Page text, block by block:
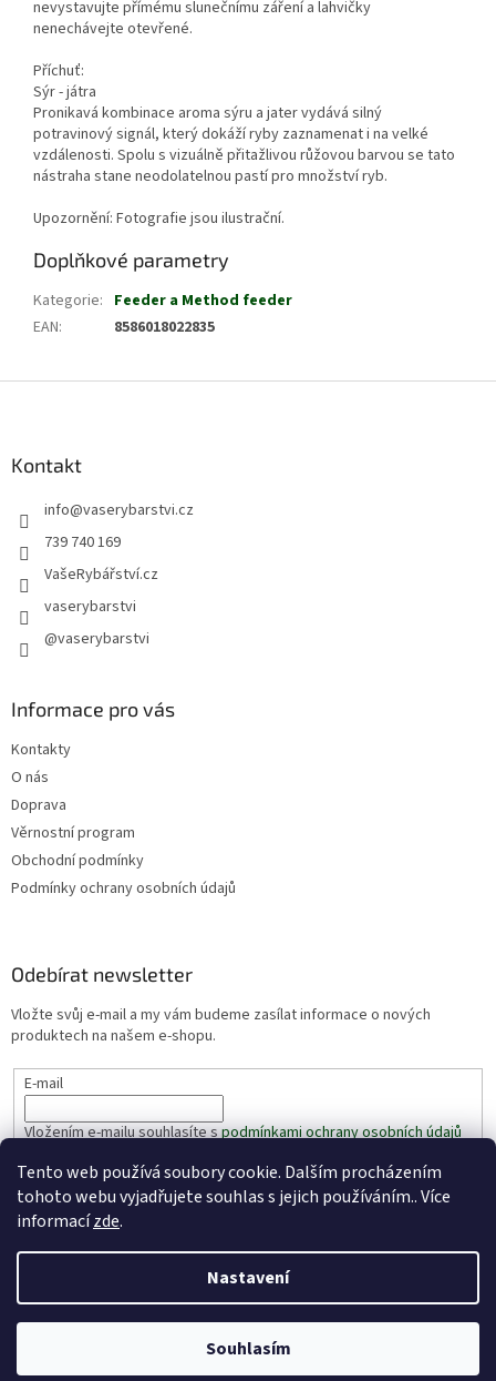
Tento web používá soubory cookie. Dalším procházením
tohoto webu vyjadřujete souhlas s jejich používáním.. Více
informacízde.
Nastavení
Souhlasím
nevystavujte přímému slunečnímu záření a lahvičky
nenechávejte otevřené.
Příchuť:
Sýr - játra
Pronikavá kombinace aroma sýru a jater vydává silný
potravinový signál, který dokáží ryby zaznamenat i na velké
vzdálenosti. Spolu s vizuálně přitažlivou růžovou barvou se tato
nástraha stane neodolatelnou pastí pro množství ryb.
Upozornění: Fotografie jsou ilustrační.
Doplňkové parametry
Kategorie: Feeder a Method feeder
EAN: 8586018022835
Kontakt
info@vaserybarstvi.cz
739 740 169
VašeRybářství.cz
vaserybarstvi
@vaserybarstvi
Informace pro vás
Kontakty
O nás
Doprava
Věrnostní program
Obchodní podmínky
Podmínky ochrany osobních údajů
Odebírat newsletter
Vložte svůj e-mail a my vám budeme zasílat informace o nových
produktech na našem e-shopu.
E-mail
Vložením e-mailu souhlasíte spodmínkami ochrany osobních údajů
PŘIHLÁSIT SE
Vytvořil Shoptet
VašeRybářství.cz. Všechna práva vyhrazena.